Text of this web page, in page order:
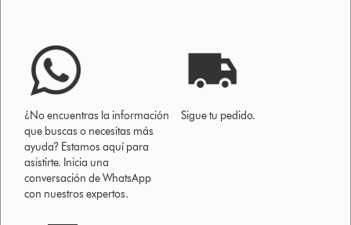
¿No encuentras la información
que buscas o necesitas más
ayuda? Estamos aquí para
asistirte. Inicia una
conversación de WhatsApp
con nuestros expertos.
Sigue tu pedido.